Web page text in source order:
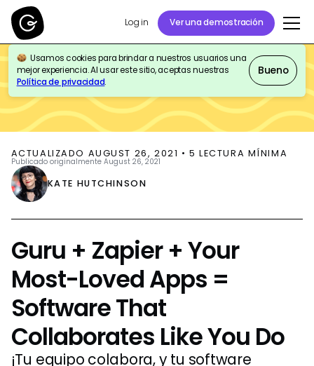
Log in Ver una demostración
Usamos cookies para brindar a nuestros usuarios una
mejor experiencia. Al usar este sitio, aceptas nuestras
Política de privacidad.
Bueno
BLOG PRODUCT UPDATES
ACTUALIZADO AUGUST 26, 2021 • 5 LECTURA MÍNIMA
Publicado originalmente August 26, 2021
KATE HUTCHINSON
Guru + Zapier + Your
Most-Loved Apps =
Software That
Collaborates Like You Do
¡Tu equipo colabora, y tu software